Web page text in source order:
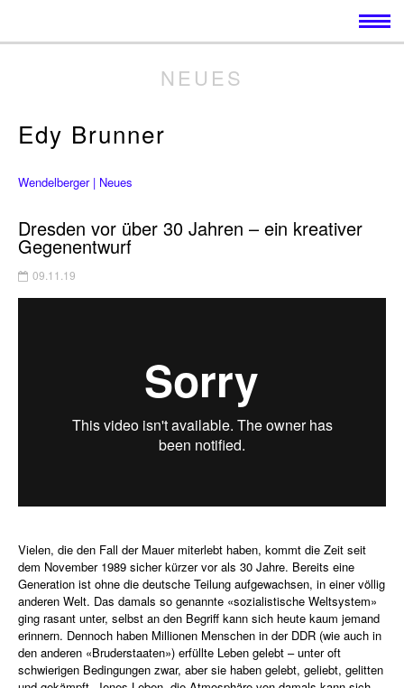
NEUES
Edy Brunner
Wendelberger | Neues
Dresden vor über 30 Jahren – ein kreativer
Gegenentwurf
09.11.19
Vielen, die den Fall der Mauer miterlebt haben, kommt die Zeit seit
dem November 1989 sicher kürzer vor als 30 Jahre. Bereits eine
Generation ist ohne die deutsche Teilung aufgewachsen, in einer völlig
anderen Welt. Das damals so genannte «sozialistische Weltsystem»
ging rasant unter, selbst an den Begriff kann sich heute kaum jemand
erinnern. Dennoch haben Millionen Menschen in der DDR (wie auch in
den anderen «Bruderstaaten») erfüllte Leben gelebt – unter oft
schwierigen Bedingungen zwar, aber sie haben gelebt, geliebt, gelitten